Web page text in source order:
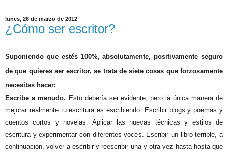
lunes, 26 de marzo de 2012
¿Cómo ser escritor?
Suponiendo que estés 100%, absolutamente, positivamente seguro
de que quieres ser escritor, se trata de siete cosas que forzosamente
necesitas hacer:
Escribe a menudo. Esto debería ser evidente, pero la única manera de
mejorar realmente tu escritura es escribiendo. Escribir blogs y poemas y
cuentos cortos y novelas. Aplicar las nuevas técnicas y estilos de
escritura y experimentar con diferentes voces. Escribir un libro terrible, a
continuación, volver a escribir y reescribir una y otra vez hasta hasta que